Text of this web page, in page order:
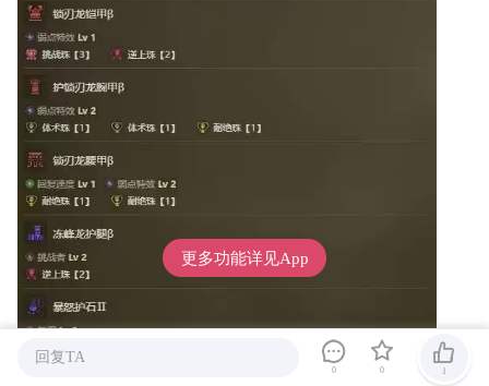
回复TA
0 0 1
更多功能详见App